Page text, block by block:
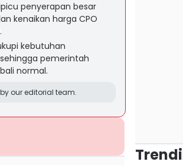
penyerapan besar
kenaikan harga CPO
kebutuhan
pemerintah
normal.
our editorial team.